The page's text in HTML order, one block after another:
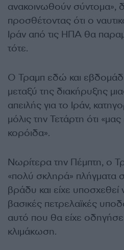
ανακοινωθούν σύντομα»,
προσθέτοντας ότι ο
Ιράν από τις ΗΠΑ θα
τότε.
Ο Τραμπ εδώ και
μεταξύ της διακήρυξης
απειλής για το Ιράν,
μόλις την Τετάρτη ότι
κορόιδα».
Νωρίτερα την Πέμπτη, ο
«πολύ σκληρά» πλήγματα
βράδυ και είχε υποσχεθεί
βασικές πετρελαϊκές
αυτό που θα είχε
κλιμάκωση.